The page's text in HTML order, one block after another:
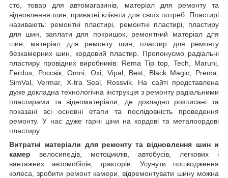
сто, товар для автомагазинів, матеріал для ремонту та
відновлення шин, приватні клієнти для своїх потреб. Пластирі
називають: ремонтні пластирі, ремонтні пластирі, пластиру
для шин, заплати для покришок, ремонтний матеріал для
шин, матеріал для ремонту шин, пластир для ремонту
безкамерних шин, кордовий пластир. Пропонуємо радіальні
пластиру провідних виробників: Rema Tip top, Tech, Maruni,
Ferdus, Россвік, Omni, Oxi, Vipal, Best, Black Magic, Prema,
SimVal, Vermar, X-tra Seal, Rossvik. На сайті представлена
дуже докладна технологічна інструкція з ремонту радіальними
пластирами та відеоматеріали, де докладно розписані та
показані всі основні етапи та послідовність проведення
ремонту. У нас дуже гарні ціни на кордові та металоордові
пластиру.
Витратні матеріали для ремонту та відновлення шин и
камер велосипедів, мотоциклів, автобусів, легкових і
вантажних автомобілів, тракторів. Усунути пошкодження
колеса, зробити ремонт камери, відремонтувати шину можна